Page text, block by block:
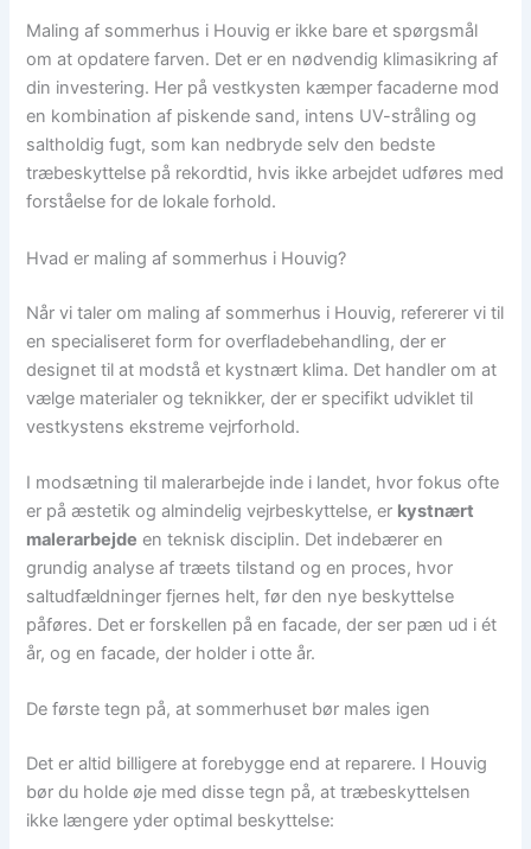
Maling af sommerhus i Houvig er ikke bare et spørgsmål
om at opdatere farven. Det er en nødvendig klimasikring af
din investering. Her på vestkysten kæmper facaderne mod
en kombination af piskende sand, intens UV-stråling og
saltholdig fugt, som kan nedbryde selv den bedste
træbeskyttelse på rekordtid, hvis ikke arbejdet udføres med
forståelse for de lokale forhold.
Hvad er maling af sommerhus i Houvig?
Når vi taler om maling af sommerhus i Houvig, refererer vi til
en specialiseret form for overfladebehandling, der er
designet til at modstå et kystnært klima. Det handler om at
vælge materialer og teknikker, der er specifikt udviklet til
vestkystens ekstreme vejrforhold.
I modsætning til malerarbejde inde i landet, hvor fokus ofte
er på æstetik og almindelig vejrbeskyttelse, er kystnært
malerarbejde en teknisk disciplin. Det indebærer en
grundig analyse af træets tilstand og en proces, hvor
saltudfældninger fjernes helt, før den nye beskyttelse
påføres. Det er forskellen på en facade, der ser pæn ud i ét
år, og en facade, der holder i otte år.
De første tegn på, at sommerhuset bør males igen
Det er altid billigere at forebygge end at reparere. I Houvig
bør du holde øje med disse tegn på, at træbeskyttelsen
ikke længere yder optimal beskyttelse: